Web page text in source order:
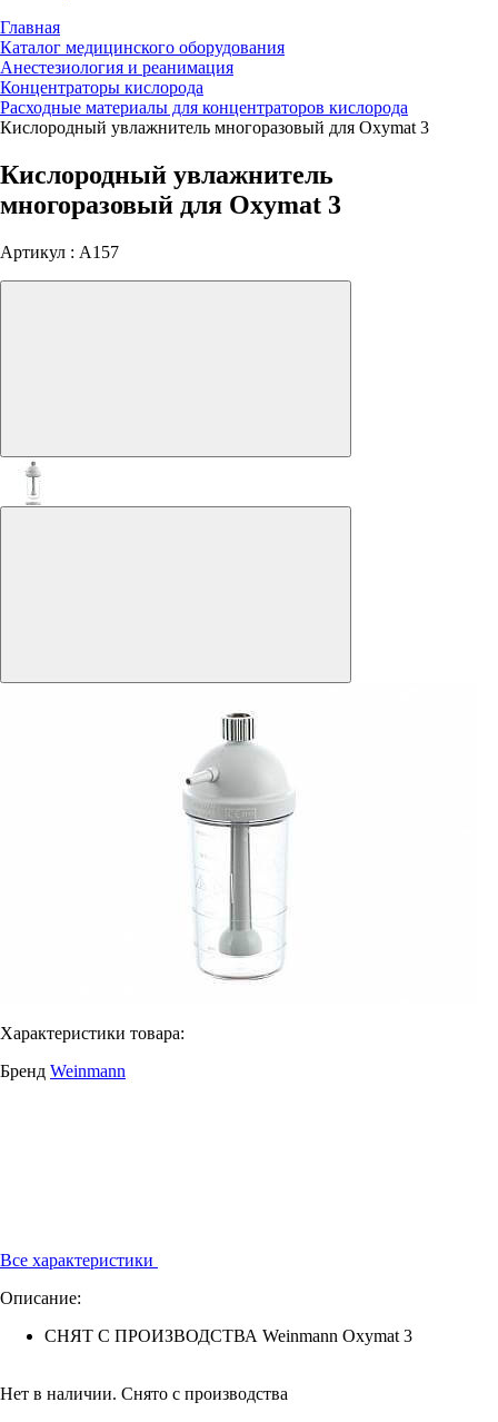
Главная
Каталог медицинского оборудования
Анестезиология и реанимация
Концентраторы кислорода
Расходные материалы для концентраторов кислорода
Кислородный увлажнитель многоразовый для Oxymat 3
Кислородный увлажнитель
многоразовый для Oxymat 3
Артикул : A157
Характеристики товара:
Бренд Weinmann
Все характеристики
Описание:
СНЯТ С ПРОИЗВОДСТВА Weinmann Oxymat 3
Нет в наличии. Снято с производства